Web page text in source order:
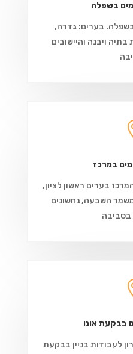
בשפלה
בשפלה. בערים: גדרה,
ויבנה והיישובים
במרכז
בערים ראשון לציון,
משמר השבעה, נחשונים
בסביבה
בבקעת אונו
לעבודות בניין בבקעת